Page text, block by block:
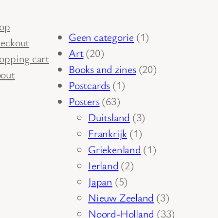
cart
Geen categorie 11
Art 2020
producten
Books and zines 2020
Postcards 11
Posters 6363
producten
Duitsland 33
producten
Frankrijk 11
product
Griekenland 11
Ierland 22
Japan 55
producten
Nieuw Zeeland 33
producten
Noord-Holland 3333